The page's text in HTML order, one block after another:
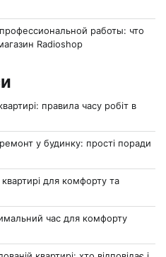
работы: что
Radioshop
правила часу робіт в
у будинку: прості поради
для комфорту та
час для комфорту